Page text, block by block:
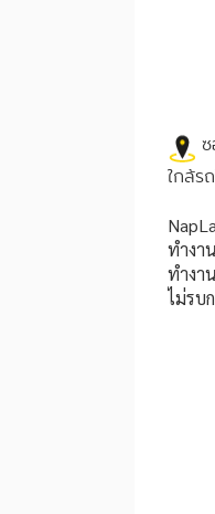
ใกล้ร
ทำงา
ทำงา
ไม่รบ